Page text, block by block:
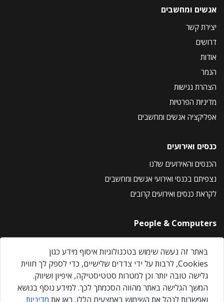
אנשים ומחשבים
יצירת קשר
דרושים
אודות
הנמר
הצהרת נגישות
מדיניות הפרטיות
אפליקציה אנשים ומחשבים
כנסים ואירועים
הכנסים והאירועים שלנו
נצפיתם בכנסי ואירועי אנשים ומחשבים
לקראת כנסים ואירועים קרובים
People & Computers
About Us
Privacy Policy
Contact Us
Our Events
באתר זה נעשה שימוש בטכנולוגיות איסוף מידע כגון
Cookies, לרבות על ידי צדדים שלישיים, כדי לספק לך חווית
גלישה טובה יותר וכן למטרות סטטיסטיקה, איפיון ושיווק.
המשך הגלישה באתר מהווה הסכמתך לכך. למידע נוסף בנושא
ואפשרות לנהל את השימוש באמצעים הללו, ראו את מדיניות